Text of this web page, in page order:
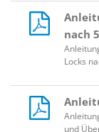
nach
Locks
und